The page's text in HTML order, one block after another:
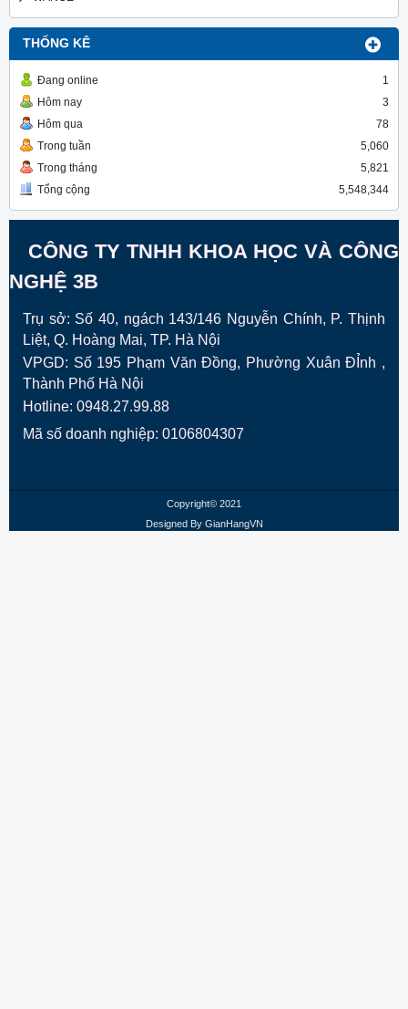
THỐNG KÊ
Đang online
1
Hôm nay
3
Hôm qua
78
Trong tuần
5,060
Trong tháng
5,821
Tổng cộng
5,548,344
CÔNG TY TNHH KHOA HỌC VÀ CÔNG
NGHỆ 3B
Trụ sở: Số 40, ngách 143/146 Nguyễn Chính, P. Thịnh
Liệt, Q. Hoàng Mai, TP. Hà Nội
VPGD: Số 195 Phạm Văn Đồng, Phường Xuân ĐỈnh ,
Thành Phố Hà Nội
Hotline: 0948.27.99.88
Mã số doanh nghiệp: 0106804307
Copyright© 2021
Designed By GianHangVN